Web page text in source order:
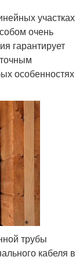
участках
очень
гарантирует
особенностях
трубы
кабеля в